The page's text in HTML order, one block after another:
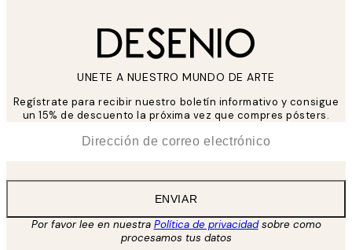
UNETE A NUESTRO MUNDO DE ARTE
Regístrate para recibir nuestro boletín informativo y consigue
un 15% de descuento la próxima vez que compres pósters.
ENVIAR
Por favor lee en nuestra Política de privacidadsobre como
procesamos tus datos